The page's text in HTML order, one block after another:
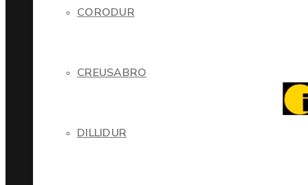
CORODUR
CREUSABRO
DILLIDUR